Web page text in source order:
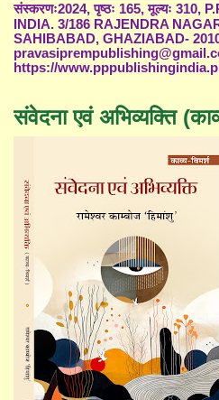
संस्करणः2024, पृष्ठः 165, मूल्यः 310,
INDIA. 3/186 RAJENDRA
SAHIBABAD, GHAZIABAD-
https://
संवेदना एवं अभिव्यक्ति